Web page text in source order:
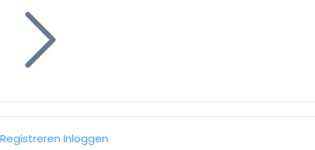
Registreren Inloggen